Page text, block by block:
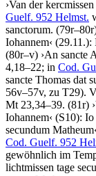
›Van der
Guelf. 952 Helmst.
sanctorum.
Iohannem‹ (29.11.):
(80r–v) ›An sancte
4,18–22; in Cod.
sancte Thomas dat
56v–57v, zu T29).
Mt 23,34–39. (81r) ›
Iohannem‹ (S10):
secundum Matheum‹
Cod. Guelf. 952
gewöhnlich im
lichtmissen tage